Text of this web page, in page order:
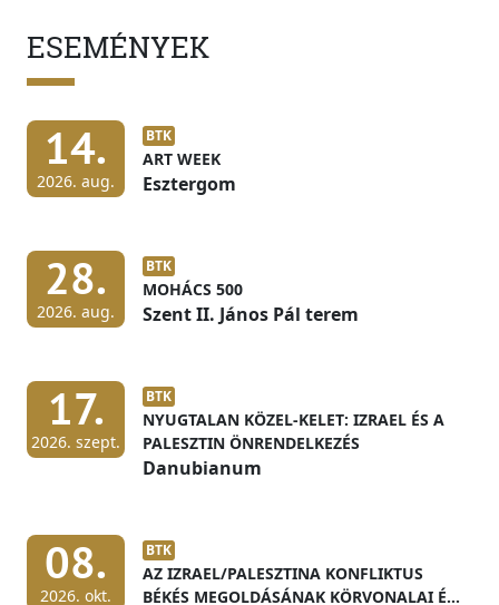
ESEMÉNYEK
14.
2026. aug.
BTK
ART WEEK
Esztergom
28.
2026. aug.
BTK
MOHÁCS 500
Szent II. János Pál terem
17.
2026. szept.
BTK
NYUGTALAN KÖZEL-KELET: IZRAEL ÉS A
PALESZTIN ÖNRENDELKEZÉS
Danubianum
08.
2026. okt.
BTK
AZ IZRAEL/PALESZTINA KONFLIKTUS
BÉKÉS MEGOLDÁSÁNAK KÖRVONALAI ÉS